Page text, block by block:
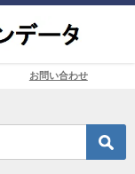
お問い合わせ